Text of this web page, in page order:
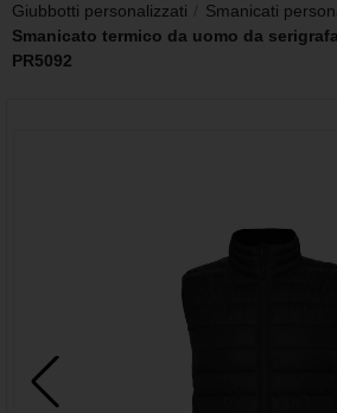
Giubbotti personalizzati
Smanicati
Smanicato termico da uomo da
PR5092